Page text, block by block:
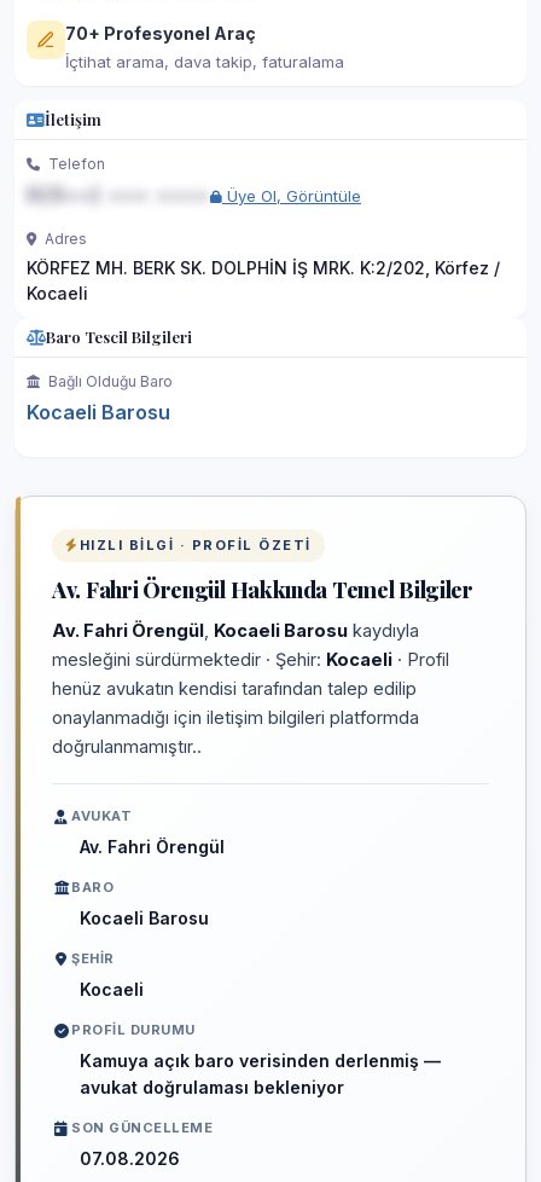
70+ Profesyonel Araç
İçtihat arama, dava takip, faturalama
İletişim
Telefon
Üye Ol, Görüntüle
Adres
KÖRFEZ MH. BERK SK. DOLPHİN İŞ MRK. K:2/202, Körfez /
Kocaeli
Baro Tescil Bilgileri
Bağlı Olduğu Baro
Kocaeli Barosu
HIZLI BILGI · PROFIL ÖZETI
Av. Fahri Örengül Hakkında Temel Bilgiler
Av. Fahri Örengül Kocaeli Barosu kaydıyla
mesleğini sürdürmektedir · Şehir: Kocaeli · Profil
henüz avukatın kendisi tarafından talep edilip
onaylanmadığı için iletişim bilgileri platformda
doğrulanmamıştır..
AVUKAT
Av. Fahri Örengül
BARO
Kocaeli Barosu
ŞEHIR
Kocaeli
PROFIL DURUMU
Kamuya açık baro verisinden derlenmiş —
avukat doğrulaması bekleniyor
SON GÜNCELLEME
07.08.2026